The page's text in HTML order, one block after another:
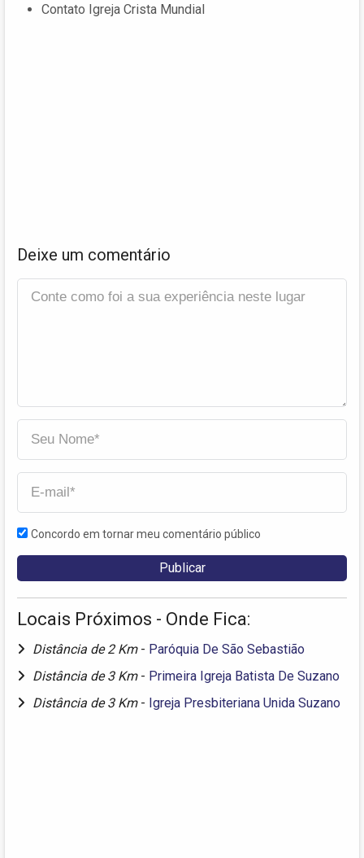
Contato Igreja Crista Mundial
Deixe um comentário
Concordo em tornar meu comentário público
Locais Próximos - Onde Fica:
Distância de 2 Km - Paróquia De São Sebastião
Distância de 3 Km - Primeira Igreja Batista De Suzano
Distância de 3 Km - Igreja Presbiteriana Unida Suzano